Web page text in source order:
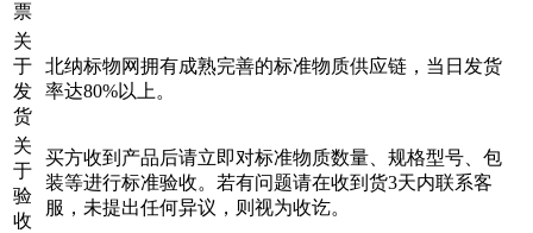
票
关
于
发
货
北纳标物网拥有成熟完善的标准物质供应链，当日发货
率达80%以上。
关
于
验
收
买方收到产品后请立即对标准物质数量、规格型号、包
装等进行标准验收。若有问题请在收到货3天内联系客
服，未提出任何异议，则视为收讫。